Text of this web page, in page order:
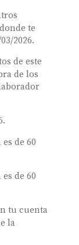
te
2026.
de este
de los
de 60
de 60
tu cuenta
la